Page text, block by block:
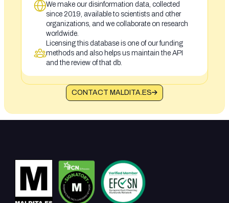
We make our disinformation data, collected
since 2019, available to scientists and other
organizations, and we collaborate on research
worldwide.
Licensing this database is one of our funding
methods and also helps us maintain the API
and the review of that db.
CONTACT MALDITA.ES